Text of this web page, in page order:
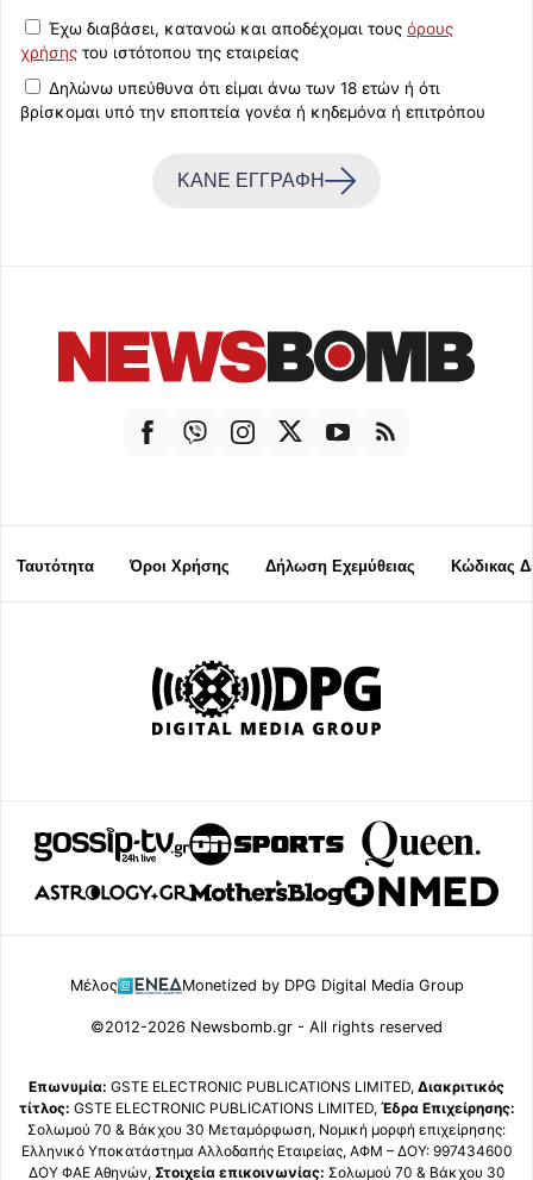
Έχω διαβάσει, κατανοώ και αποδέχομαι τους όρους
χρήσης του ιστότοπου της εταιρείας
Δηλώνω υπεύθυνα ότι είμαι άνω των 18 ετών ή ότι
βρίσκομαι υπό την εποπτεία γονέα ή κηδεμόνα ή επιτρόπου
ΚΑΝΕ ΕΓΓΡΑΦΗ
Ταυτότητα Όροι Χρήσης Δήλωση Εχεμύθειας Κώδικας
Μέλος Monetized by DPG Digital Media Group
©2012-2026 Newsbomb.gr - All rights reserved
Επωνυμία: GSTE ELECTRONIC PUBLICATIONS LIMITED, Διακριτικός
τίτλος: GSTE ELECTRONIC PUBLICATIONS LIMITED, Έδρα Επιχείρησης:
Σολωμού 70 & Βάκχου 30 Μεταμόρφωση, Νομική μορφή επιχείρησης:
Ελληνικό Υποκατάστημα Αλλοδαπής Εταιρείας, ΑΦΜ – ΔΟΥ: 997434600
ΔΟΥ ΦΑΕ Αθηνών, Στοιχεία επικοινωνίας: Σολωμού 70 & Βάκχου 30